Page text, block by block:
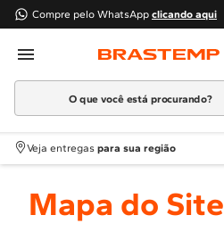
Compre pelo WhatsApp clicando aqui
Em que podemos
O que você está procurando?
Termos mais buscados
1º Geladeira
2
Fogao
Veja entregas para sua região
Mapa do Site